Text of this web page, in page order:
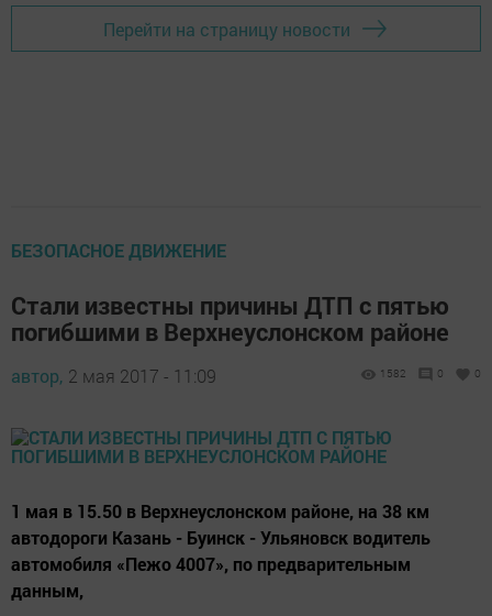
Перейти на страницу новости
БЕЗОПАСНОЕ ДВИЖЕНИЕ
Стали известны причины ДТП с пятью
погибшими в Верхнеуслонском районе
автор, 2 мая 2017 - 11:09 1582 0 0
1 мая в 15.50 в Верхнеуслонском районе, на 38 км
автодороги Казань - Буинск - Ульяновск водитель
автомобиля «Пежо 4007», по предварительным
данным,